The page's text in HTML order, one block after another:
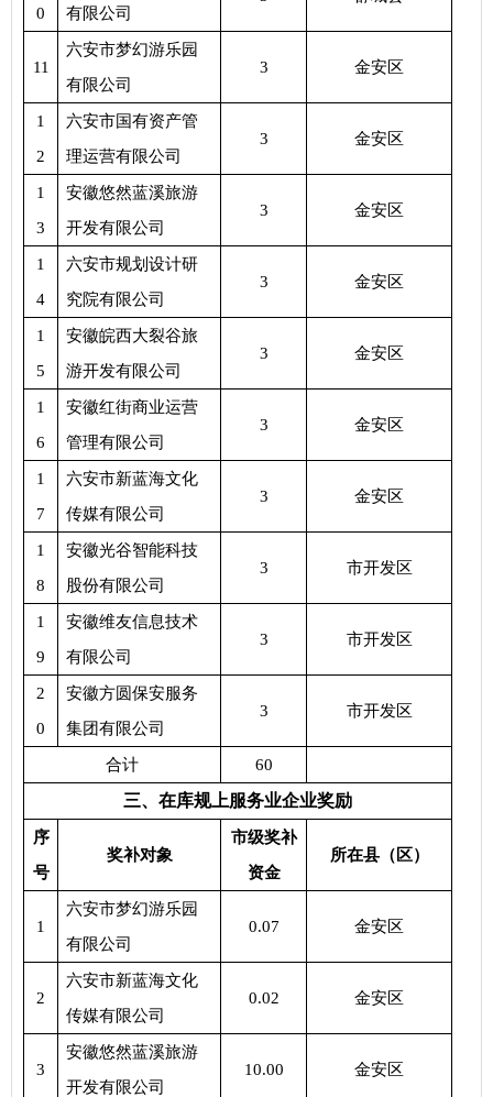
0 有限公司
11
六安市梦幻游乐园
有限公司
3 金安区
1
2
六安市国有资产管
理运营有限公司
3 金安区
1
3
安徽悠然蓝溪旅游
开发有限公司
3 金安区
1
4
六安市规划设计研
究院有限公司
3 金安区
1
5
安徽皖西大裂谷旅
游开发有限公司
3 金安区
1
6
安徽红街商业运营
管理有限公司
3 金安区
1
7
六安市新蓝海文化
传媒有限公司
3 金安区
1
8
安徽光谷智能科技
股份有限公司
3 市开发区
1
9
安徽维友信息技术
有限公司
3 市开发区
2
0
安徽方圆保安服务
集团有限公司
3 市开发区
合计 60
三、在库规上服务业企业奖励
序
号
奖补对象
市级奖补
资金
所在县（区）
1
六安市梦幻游乐园
有限公司
0.07 金安区
2
六安市新蓝海文化
传媒有限公司
0.02 金安区
3
安徽悠然蓝溪旅游
开发有限公司
10.00 金安区